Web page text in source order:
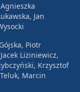
Jan
Piotr
Liziniewicz,
Krzysztof
Marcin